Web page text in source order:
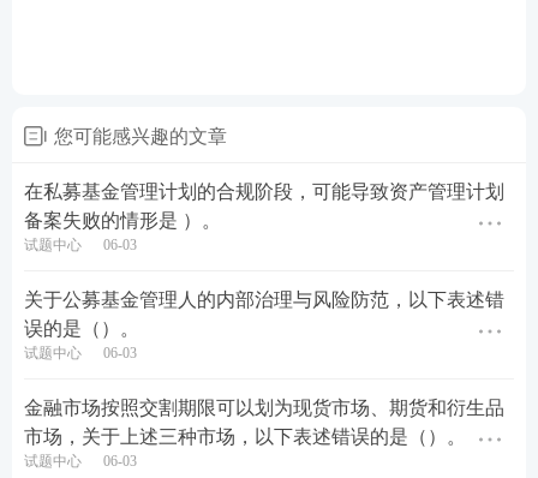
您可能感兴趣的文章
在私募基金管理计划的合规阶段，可能导致资产管理计划
备案失败的情形是 ）。
试题中心 06-03
关于公募基金管理人的内部治理与风险防范，以下表述错
误的是（）。
试题中心 06-03
金融市场按照交割期限可以划为现货市场、期货和衍生品
市场，关于上述三种市场，以下表述错误的是（）。
试题中心 06-03